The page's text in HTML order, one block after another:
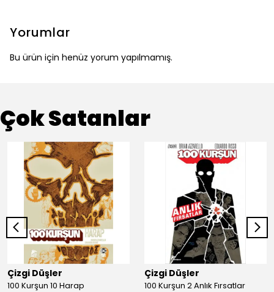
Yorumlar
Bu ürün için henüz yorum yapılmamış.
Çok Satanlar
Çizgi Düşler
100 Kurşun 10 Harap
Çizgi Düşler
100 Kurşun 2 Anlık Fırsatlar